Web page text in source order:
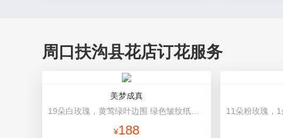
周口扶沟县花店订花服务
美梦成真
¥188